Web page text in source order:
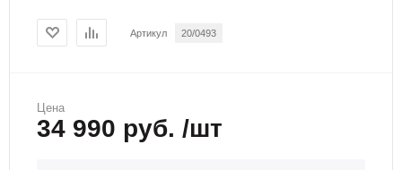
Артикул 20/0493
Цена
34 990 руб. /шт